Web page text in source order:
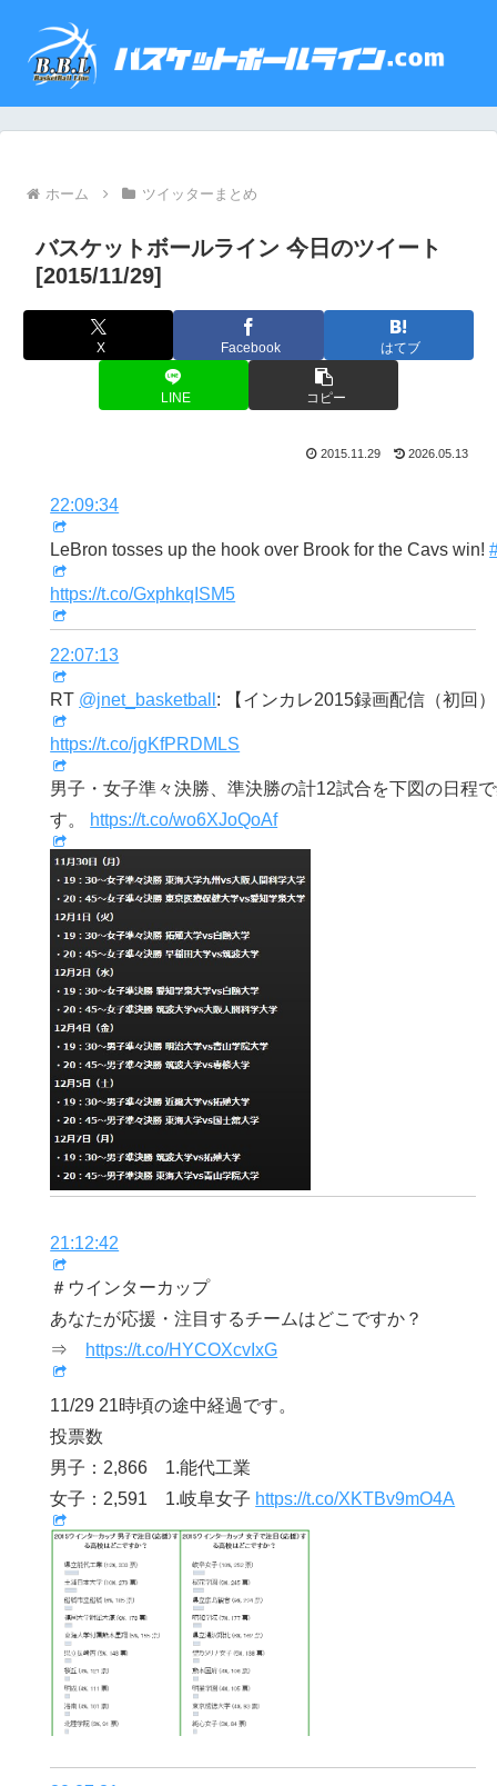
ホーム ツイッターまとめ
バスケットボールライン 今日のツイート
[2015/11/29]
X Facebook はてブ
LINE コピー
2015.11.29 2026.05.13
22:09:34
LeBron tosses up the hook over Brook for the Cavs win!
https://t.co/GxphkqISM5
22:07:13
RT @jnet_basketball : 【インカレ2015録画配信（初回
https://t.co/jgKfPRDMLS
男子・女子準々決勝、準決勝の計12試合を下図の日程
す。
https://t.co/wo6XJoQoAf
21:12:42
＃ウインターカップ
あなたが応援・注目するチームはどこですか？
⇒
https://t.co/HYCOXcvIxG
11/29 21時頃の途中経過です。
投票数
男子：2,866 1.能代工業
女子：2,591 1.岐阜女子 https://t.co/XKTBv9mO4A